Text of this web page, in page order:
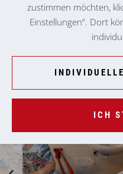
zustimmen möchten,
Einstellungen“. Dort
ICH